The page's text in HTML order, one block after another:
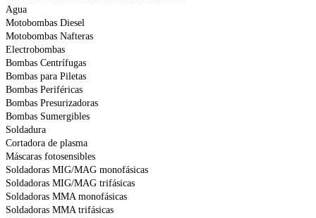
Agua
Motobombas Diesel
Motobombas Nafteras
Electrobombas
Bombas Centrífugas
Bombas para Piletas
Bombas Periféricas
Bombas Presurizadoras
Bombas Sumergibles
Soldadura
Cortadora de plasma
Máscaras fotosensibles
Soldadoras MIG/MAG monofásicas
Soldadoras MIG/MAG trifásicas
Soldadoras MMA monofásicas
Soldadoras MMA trifásicas